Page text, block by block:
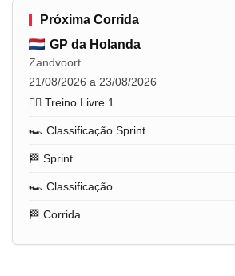
Próxima Corrida
GP da Holanda
Zandvoort
21/08/2026 a 23/08/2026
🏋️‍♂️ Treino Livre 1
🏎️ Classificação Sprint
🏁 Sprint
🏎️ Classificação
🏁 Corrida